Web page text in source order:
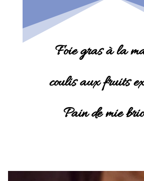
Foie gras à la
coulis aux fruits
Pain de mie